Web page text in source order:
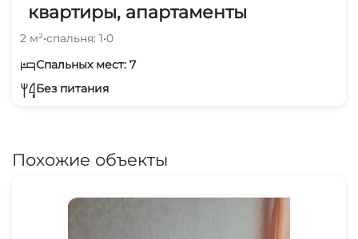
квартиры, апартаменты
2 м²•спальня: 1•0
Спальных мест: 7
Без питания
Похожие объекты